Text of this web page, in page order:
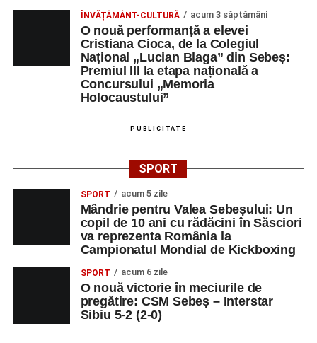
ÎNVĂȚĂMÂNT-CULTURĂ acum 3 săptămâni
O nouă performanță a elevei
Cristiana Cioca, de la Colegiul
Național „Lucian Blaga” din Sebeș:
Premiul III la etapa națională a
Concursului „Memoria
Holocaustului”
PUBLICITATE
SPORT
SPORT acum 5 zile
Mândrie pentru Valea Sebeșului: Un
copil de 10 ani cu rădăcini în Săsciori
va reprezenta România la
Campionatul Mondial de Kickboxing
SPORT acum 6 zile
O nouă victorie în meciurile de
pregătire: CSM Sebeș – Interstar
Sibiu 5-2 (2-0)